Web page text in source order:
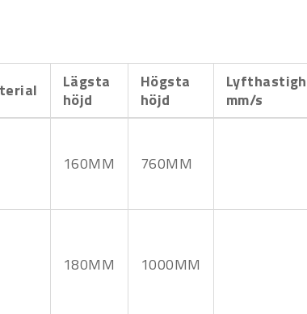
går att få i olika färger, med en rad
kundens behov och önskemål.
24 V DC styrsystem och
Lägsta
höjd
Högsta
höjd
mm/s
160MM 760MM
180MM 1000MM